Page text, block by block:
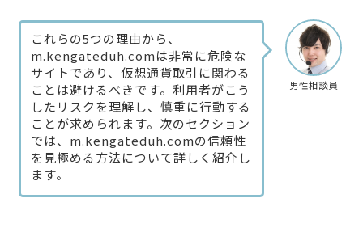
男性相談員
これらの5つの理由から、
m.kengateduh.comは非常に危険な
サイトであり、仮想通貨取引に関わる
ことは避けるべきです。利用者がこう
したリスクを理解し、慎重に行動する
ことが求められます。次のセクション
では、m.kengateduh.comの信頼性
を見極める方法について詳しく紹介し
ます。